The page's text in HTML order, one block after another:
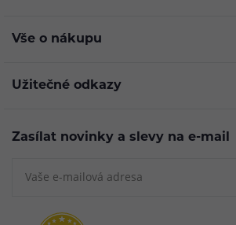
Vše o nákupu
Užitečné odkazy
Zasílat novinky a slevy na e-mail